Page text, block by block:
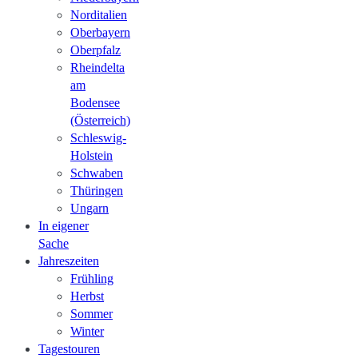
Norditalien
Oberbayern
Oberpfalz
Rheindelta
am
Bodensee
(Österreich)
Schleswig-
Holstein
Schwaben
Thüringen
Ungarn
In eigener
Sache
Jahreszeiten
Frühling
Herbst
Sommer
Winter
Tagestouren